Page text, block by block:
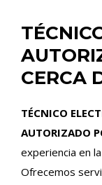
CERCA
TÉCNICO
AUTORIZADO
experiencia en
Ofrecemos